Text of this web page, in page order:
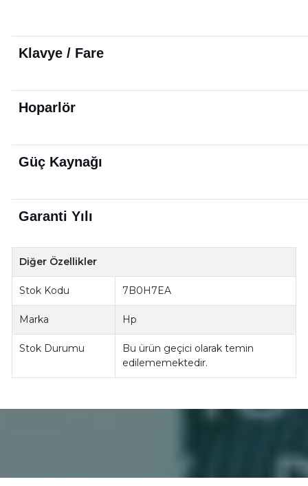
Klavye / Fare
Hoparlör
Güç Kaynağı
Garanti Yılı
Diğer Özellikler
Stok Kodu 7B0H7EA
Marka Hp
Stok Durumu
Bu ürün geçici olarak temin
edilememektedir.